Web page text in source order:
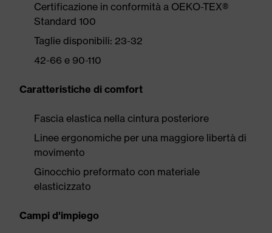
Certificazione in conformità a OEKO-TEX®
Standard 100
Taglie disponibili: 23-32
42-66 e 90-110
Caratteristiche di comfort
Fascia elastica nella cintura posteriore
Linee ergonomiche per una maggiore libertà di
movimento
Ginocchio preformato con materiale
elasticizzato
Campi d'impiego